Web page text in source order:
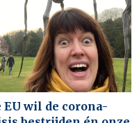
EU wil de corona-